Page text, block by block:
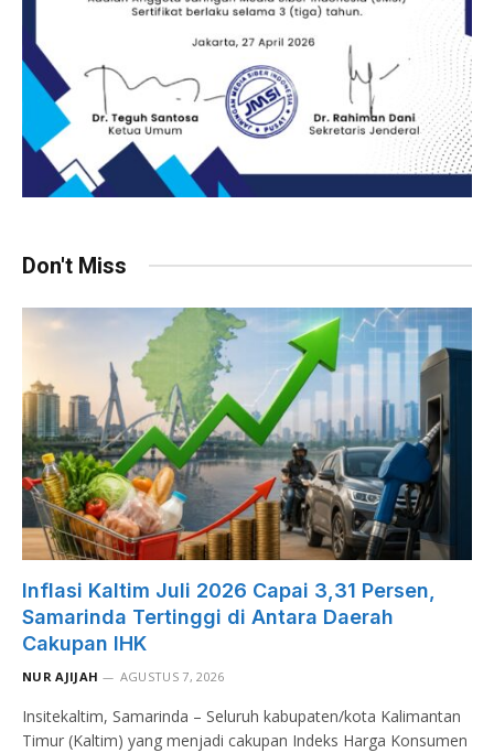
Don't Miss
Inflasi Kaltim Juli 2026 Capai 3,31 Persen,
Samarinda Tertinggi di Antara Daerah
Cakupan IHK
NUR AJIJAH AGUSTUS 7, 2026
Insitekaltim, Samarinda – Seluruh kabupaten/kota Kalimantan
Timur (Kaltim) yang menjadi cakupan Indeks Harga Konsumen